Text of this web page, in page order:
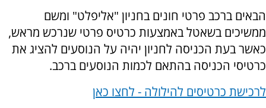
הבאים ברכב פרטי חונים בחניון "אליפלט" ומשם
ממשיכים בשאטל באמצעות כרטיס פרטי שנרכש מראש,
כאשר בעת הכניסה לחניון יהיה על הנוסעים להציג את
כרטיסי הכניסה בהתאם לכמות הנוסעים ברכב.
לרכישת כרטיסים להילולה - לחצו כאן